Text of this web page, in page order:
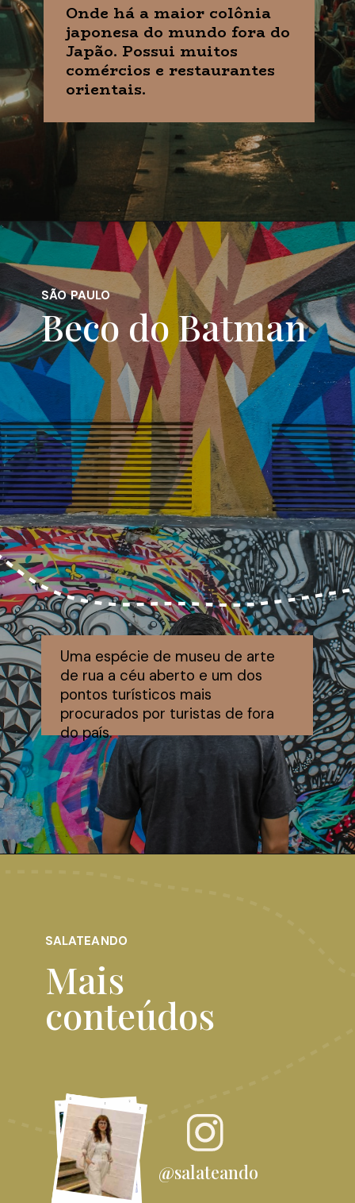
Onde há a maior colônia
japonesa do mundo fora do
Japão. Possui muitos
comércios e restaurantes
orientais.
Uma espécie de museu de arte
de rua a céu aberto e um dos
pontos turísticos mais
procurados por turistas de fora
do país.
SÃO PAULO
Beco do Batman
SALATEANDO
Mais
conteúdos
@salateando